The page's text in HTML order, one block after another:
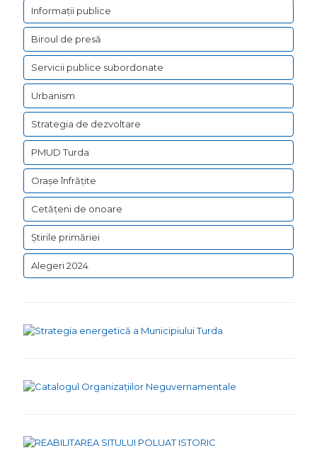
Informații publice
Biroul de presă
Servicii publice subordonate
Urbanism
Strategia de dezvoltare
PMUD Turda
Orașe înfrățite
Cetățeni de onoare
Știrile primăriei
Alegeri 2024